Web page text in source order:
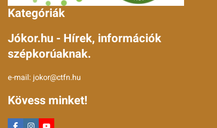
Kategóriák
Jókor.hu - Hírek, információk
szépkorúaknak.
e-mail: jokor@ctfn.hu
Kövess minket!